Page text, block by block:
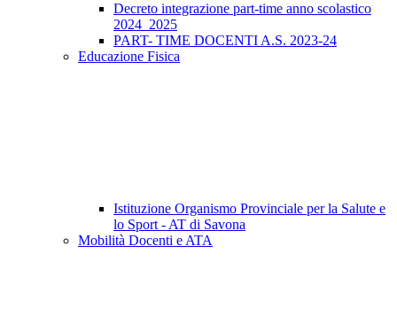
Decreto integrazione part-time anno scolastico
2024_2025
PART- TIME DOCENTI A.S. 2023-24
Educazione Fisica
Istituzione Organismo Provinciale per la Salute e
lo Sport - AT di Savona
Mobilità Docenti e ATA